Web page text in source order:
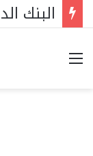
خيارات